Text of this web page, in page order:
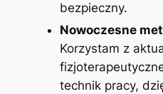
bezpieczny.
Nowoczesne
Korzystam z
technik pracy,